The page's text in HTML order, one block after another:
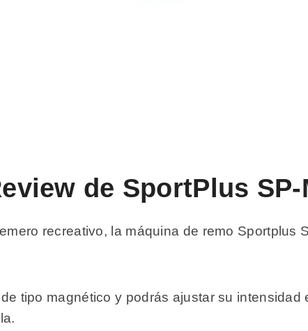
de SportPlus SP-
recreativo, la máquina de remo Sportplus
tipo magnético y podrás ajustar su